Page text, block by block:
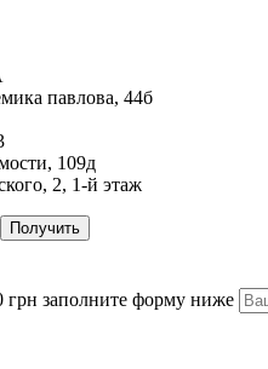
павлова, 44б
109д
2, 1-й этаж
Получить
грн заполните форму ниже